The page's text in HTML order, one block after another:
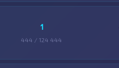
1
444 / 124 444